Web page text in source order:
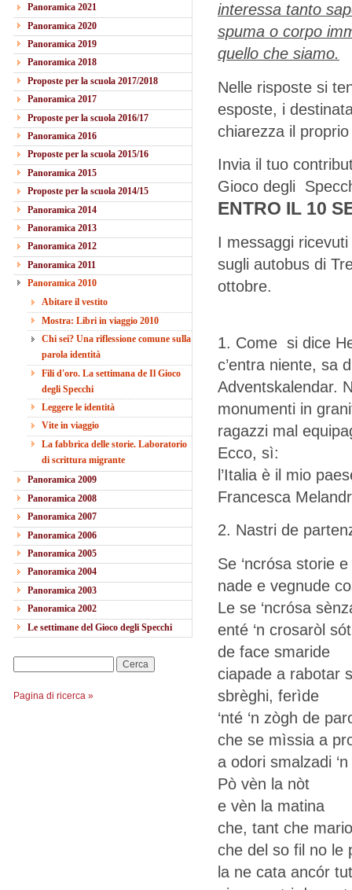
Panoramica 2021
Panoramica 2020
Panoramica 2019
Panoramica 2018
Proposte per la scuola 2017/2018
Panoramica 2017
Proposte per la scuola 2016/17
Panoramica 2016
Proposte per la scuola 2015/16
Panoramica 2015
Proposte per la scuola 2014/15
Panoramica 2014
Panoramica 2013
Panoramica 2012
Panoramica 2011
Panoramica 2010
Abitare il vestito
Mostra: Libri in viaggio 2010
Chi sei? Una riflessione comune sulla
parola identità
Fili d'oro. La settimana de Il Gioco
degli Specchi
Leggere le identità
Vite in viaggio
La fabbrica delle storie. Laboratorio
di scrittura migrante
Panoramica 2009
Panoramica 2008
Panoramica 2007
Panoramica 2006
Panoramica 2005
Panoramica 2004
Panoramica 2003
Panoramica 2002
Le settimane del Gioco degli Specchi
Pagina di ricerca »
interessa tanto
spuma o corpo
quello che siamo.
Nelle risposte si
esposte, i
chiarezza il
Invia il tuo
Gioco degli
ENTRO IL 10
I messaggi
sugli autobus di
ottobre.
1. Come si dice
c’entra niente, sa
Adventskalendar.
monumenti in
ragazzi mal
Ecco, sì:
l’Italia è il mio
Francesca
2. Nastri de
Se ‘ncrósa storie
nade e vegnude
Le se ‘ncrósa
enté ‘n crosaròl
de face smaride
ciapade a rabotar
sbrèghi, ferìde
‘nté ‘n zògh de
che se mìssia a
a odori smalzadi
Pò vèn la nòt
e vèn la matina
che, tant che
che del so fil no le
la ne cata ancór